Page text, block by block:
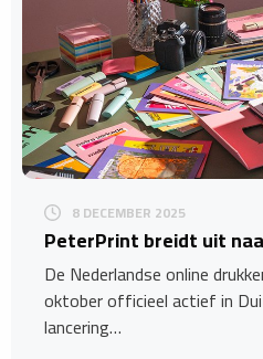
8 DECEMBER 2025
PeterPrint breidt uit
De Nederlandse online
oktober officieel actief in
lancering…